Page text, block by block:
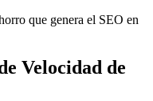
que genera el SEO en
Velocidad de